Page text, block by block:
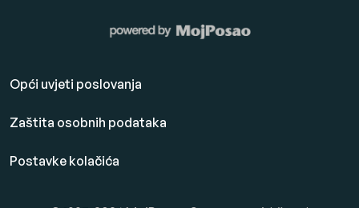
Opći uvjeti poslovanja
Zaštita osobnih podataka
Postavke kolačića